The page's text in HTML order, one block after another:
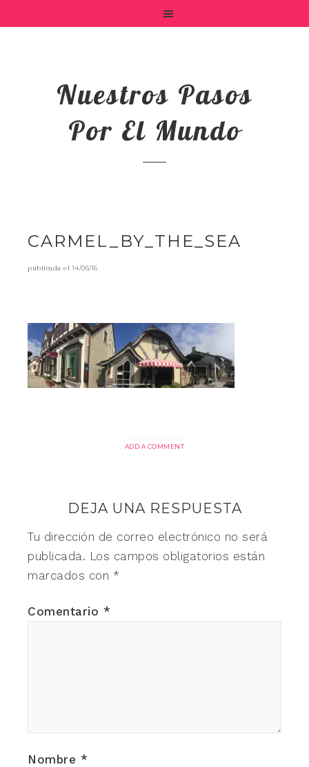
Nuestros Pasos
Por El Mundo
CARMEL_BY_THE_SEA
publicada el14/06/16
ADD A COMMENT
DEJA UNA RESPUESTA
Tu dirección de correo electrónico no será
publicada. Los campos obligatorios están
marcados con *
Comentario *
Nombre *